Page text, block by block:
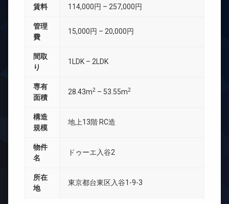
賃料 114,000円 – 257,000円
管理
費
15,000円 – 20,000円
間取
り
1LDK – 2LDK
専有
面積
28.43m2 – 53.55m2
構造
規模
地上13階 RC造
物件
名
ドゥーエ入谷2
所在
地
東京都台東区入谷1-9-3